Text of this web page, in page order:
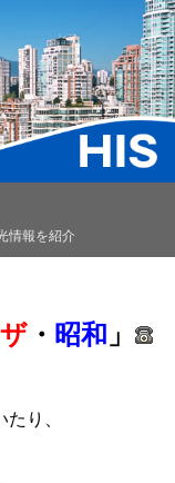
情報を紹介
ザ ・ 昭和 」
り、